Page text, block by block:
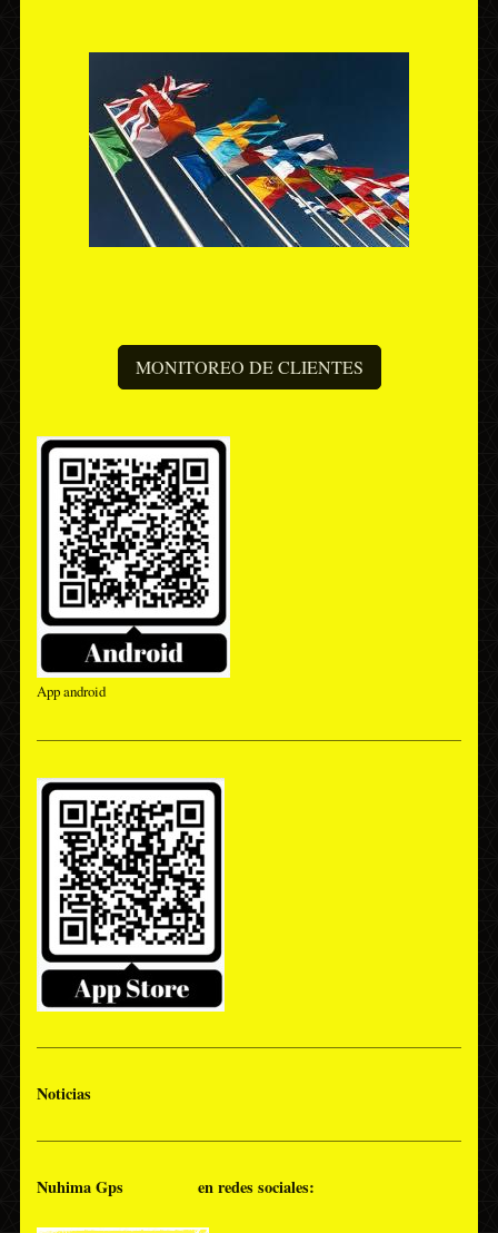
MONITOREO DE CLIENTES
App android
Noticias
Nuhima Gps en redes sociales: